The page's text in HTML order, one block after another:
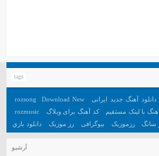
tags
دانلود آهنگ جدید ایرانی rozsong
Download New
با لینک مستقیم کد آهنگ برای وبلاگ
rozmusic
سانگ رزموزیک بیوگرافی رز موزیک
دانلود بازي
آرشیو